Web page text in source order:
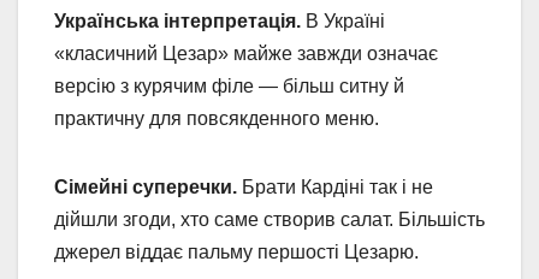
Українська інтерпретація. В Україні
«класичний Цезар» майже завжди означає
версію з курячим філе — більш ситну й
практичну для повсякденного меню.
Сімейні суперечки. Брати Кардіні так і не
дійшли згоди, хто саме створив салат. Більшість
джерел віддає пальму першості Цезарю.